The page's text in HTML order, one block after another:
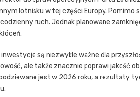
lotnisku w tej części Europy. Pomimo
ruch. Jednak planowane
są niezwykle ważne dla
ale także znacznie poprawi jakość
jest w 2026 roku, a rezultaty